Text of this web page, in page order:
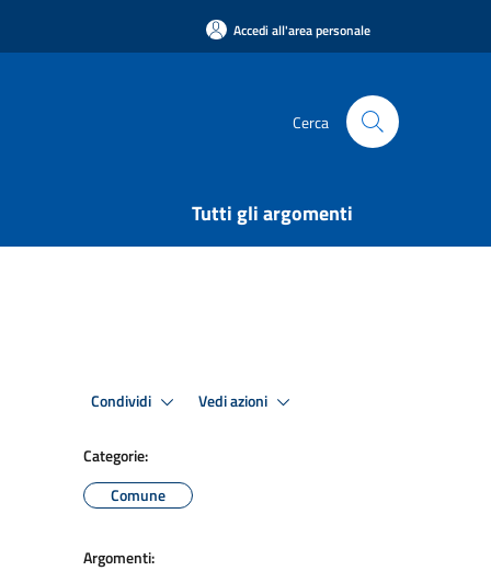
Accedi all'area personale
Cerca
Tutti gli argomenti
Condividi Vedi azioni
Categorie:
Comune
Argomenti: